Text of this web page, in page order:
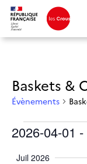
Baskets &
Évènements
Évènements
2026-04-01 -
date
Juil 2026